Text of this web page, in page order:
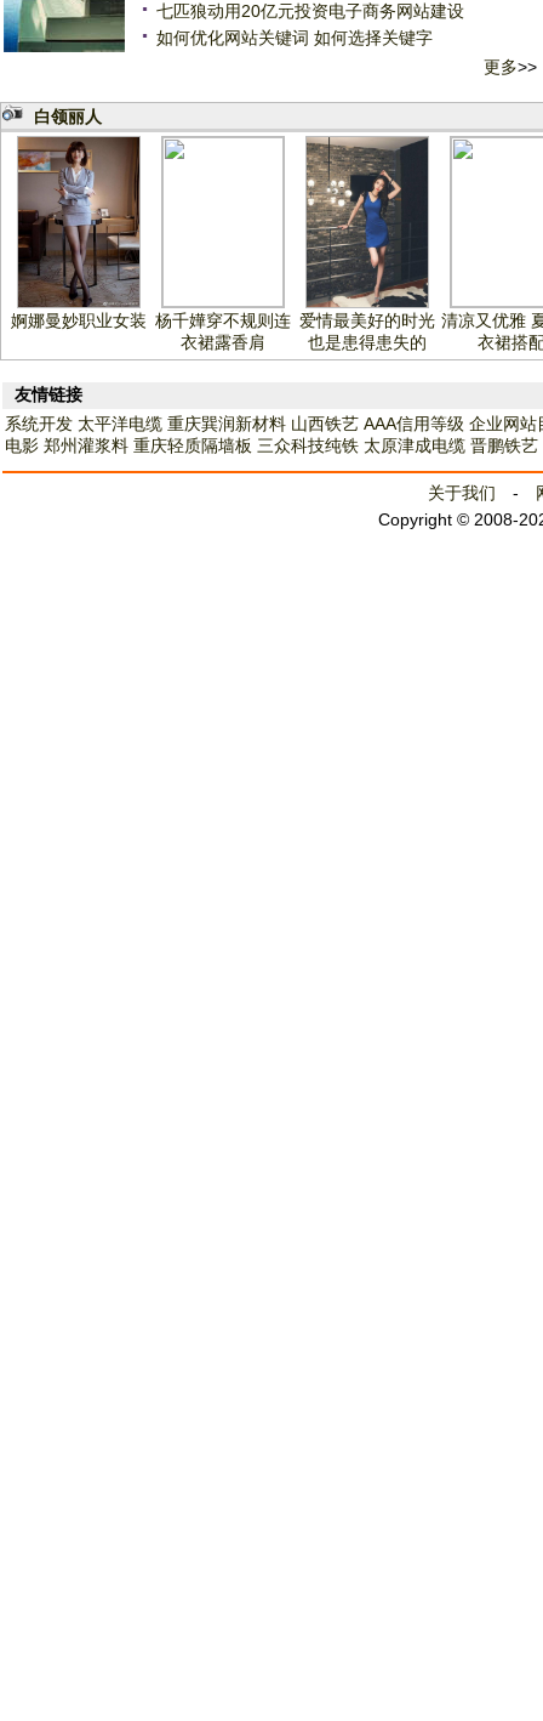
七匹狼动用20亿元投资电子商务网站建设
如何优化网站关键词 如何选择关键字
更多>>
白领丽人
婀娜曼妙职业女装 杨千嬅穿不规则连
衣裙露香肩
爱情最美好的时光
也是患得患失的
清凉又优雅
衣裙搭
友情链接
系统开发 太平洋电缆 重庆巽润新材料 山西铁艺 AAA信用等级 企业网站
电影 郑州灌浆料 重庆轻质隔墙板 三众科技纯铁 太原津成电缆 晋鹏铁艺
关于我们 -
Copyright © 2008-